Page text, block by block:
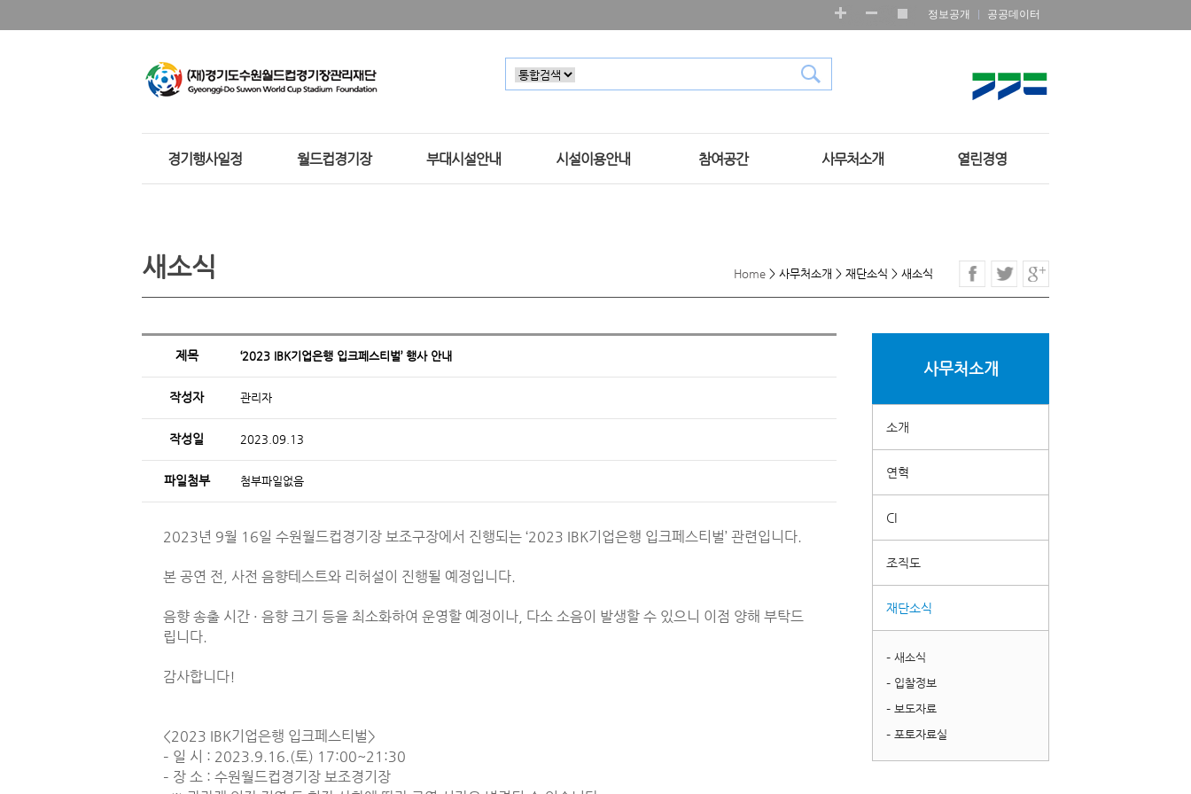
정보공개 공공데이터
경기행사일정 월드컵경기장 부대시설안내 시설이용안내 참여공간 사무처소개 열린경영
Home > 사무처소개 > 재단소식 > 새소식
새소식
사무처소개
소개
연혁
CI
조직도
재단소식
– 새소식
– 입찰정보
– 보도자료
– 포토자료실
제목 ‘2023 IBK기업은행 입크페스티벌’ 행사 안내
작성자 관리자
작성일 2023.09.13
파일첨부 첨부파일없음
2023년 9월 16일 수원월드컵경기장 보조구장에서 진행되는 ‘2023 IBK기업은행 입크페스티벌’ 관련입니다.
본 공연 전, 사전 음향테스트와 리허설이 진행될 예정입니다.
음향 송출 시간 · 음향 크기 등을 최소화하여 운영할 예정이나, 다소 소음이 발생할 수 있으니 이점 양해 부탁드
립니다.
감사합니다!
<2023 IBK기업은행 입크페스티벌>
– 일 시 : 2023.9.16.(토) 17:00~21:30
– 장 소 : 수원월드컵경기장 보조경기장